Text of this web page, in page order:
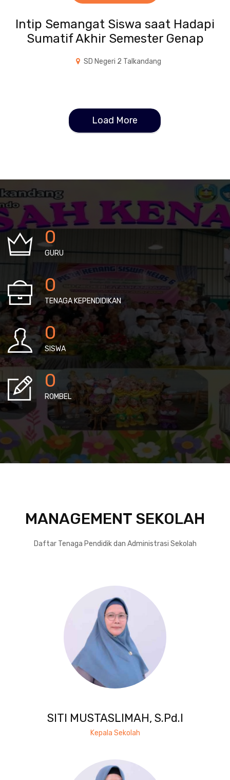
Intip Semangat Siswa saat Hadapi
Sumatif Akhir Semester Genap
SD Negeri 2 Talkandang
Load More
0
GURU
0
TENAGA KEPENDIDIKAN
0
SISWA
0
ROMBEL
MANAGEMENT SEKOLAH
Daftar Tenaga Pendidik dan Administrasi Sekolah
SITI MUSTASLIMAH, S.Pd.I
Kepala Sekolah